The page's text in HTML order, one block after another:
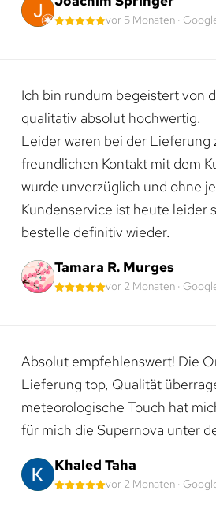
vor 5 Monaten ·
Ich bin rundum begeistert von
qualitativ absolut hochwertig.
Leider waren bei der
freundlichen Kontakt mit dem
wurde unverzüglich und ohne
Kundenservice ist heute leider
bestelle definitiv wieder.
Tamara R. Murges
vor 2 Monaten ·
Absolut empfehlenswert! Die
Lieferung top, Qualität
meteorologische Touch hat
für mich die Supernova unter
Khaled Taha
vor 2 Monaten ·